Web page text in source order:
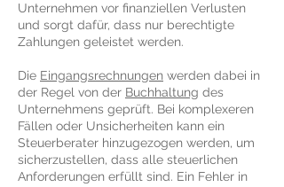
Unternehmen vor finanziellen Verlusten
und sorgt dafür, dass nur berechtigte
Zahlungen geleistet werden.
Die Eingangsrechnungen werden dabei in
der Regel von der Buchhaltung des
Unternehmens geprüft. Bei komplexeren
Fällen oder Unsicherheiten kann ein
Steuerberater hinzugezogen werden, um
sicherzustellen, dass alle steuerlichen
Anforderungen erfüllt sind. Ein Fehler in